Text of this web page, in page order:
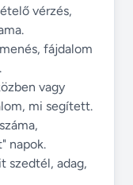
vérzés,
fájdalom
vagy
mi segített.
napok.
szedtél, adag,